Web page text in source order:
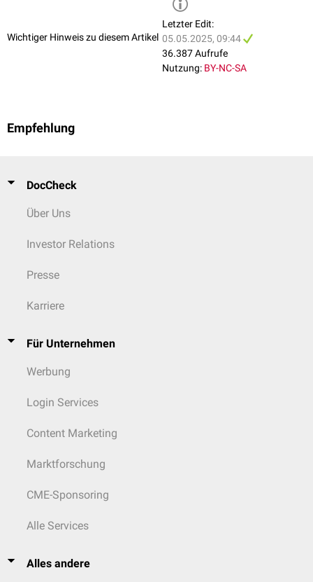
Wichtiger Hinweis zu diesem Artikel
Letzter Edit:
05.05.2025, 09:44
36.387 Aufrufe
Nutzung: BY-NC-SA
Empfehlung
DocCheck
Über Uns
Investor Relations
Presse
Karriere
Für Unternehmen
Werbung
Login Services
Content Marketing
Marktforschung
CME-Sponsoring
Alle Services
Alles andere